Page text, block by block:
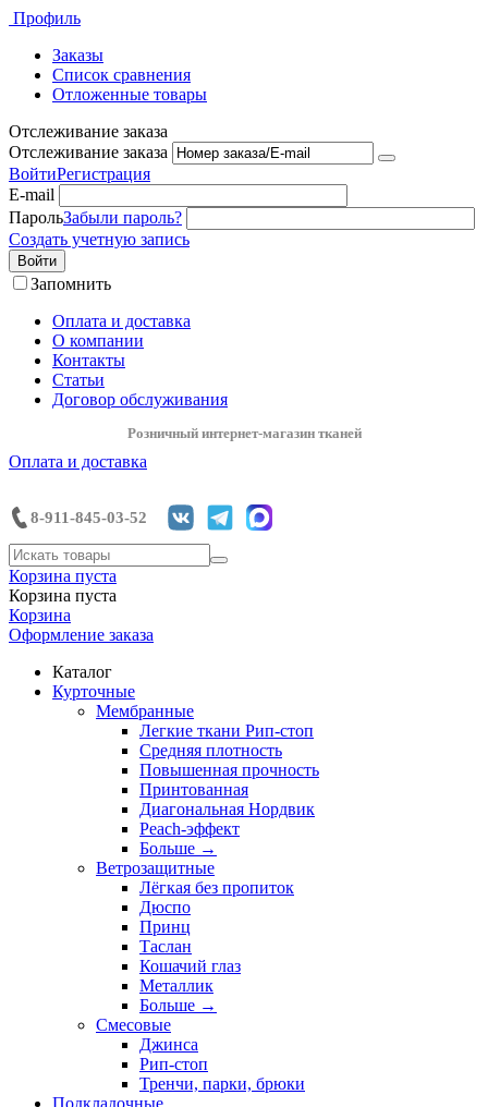
Профиль
Заказы
Список сравнения
Отложенные товары
Отслеживание заказа
Отслеживание заказа
ВойтиРегистрация
E-mail
ПарольЗабыли пароль?
Создать учетную запись
Войти
Запомнить
Оплата и доставка
О компании
Контакты
Статьи
Договор обслуживания
Розничный интернет-магазин тканей
Оплата и доставка
8-911-845-03-52
Корзина пуста
Корзина пуста
Корзина
Оформление заказа
Каталог
Курточные
Мембранные
Легкие ткани Рип-стоп
Средняя плотность
Повышенная прочность
Принтованная
Диагональная Нордвик
Peach-эффект
Больше →
Ветрозащитные
Лёгкая без пропиток
Дюспо
Принц
Таслан
Кошачий глаз
Металлик
Больше →
Смесовые
Джинса
Рип-стоп
Тренчи, парки, брюки
Подкладочные